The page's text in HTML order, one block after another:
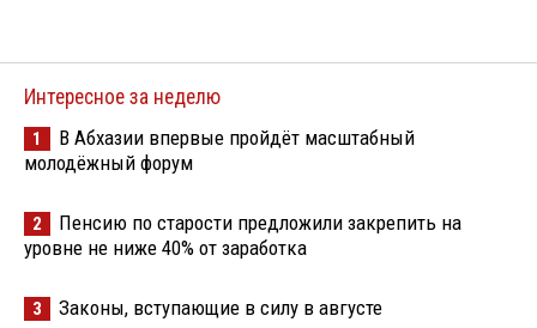
Интересное за неделю
1
В Абхазии впервые пройдёт масштабный
молодёжный форум
2
Пенсию по старости предложили закрепить на
уровне не ниже 40% от заработка
3 Законы, вступающие в силу в августе